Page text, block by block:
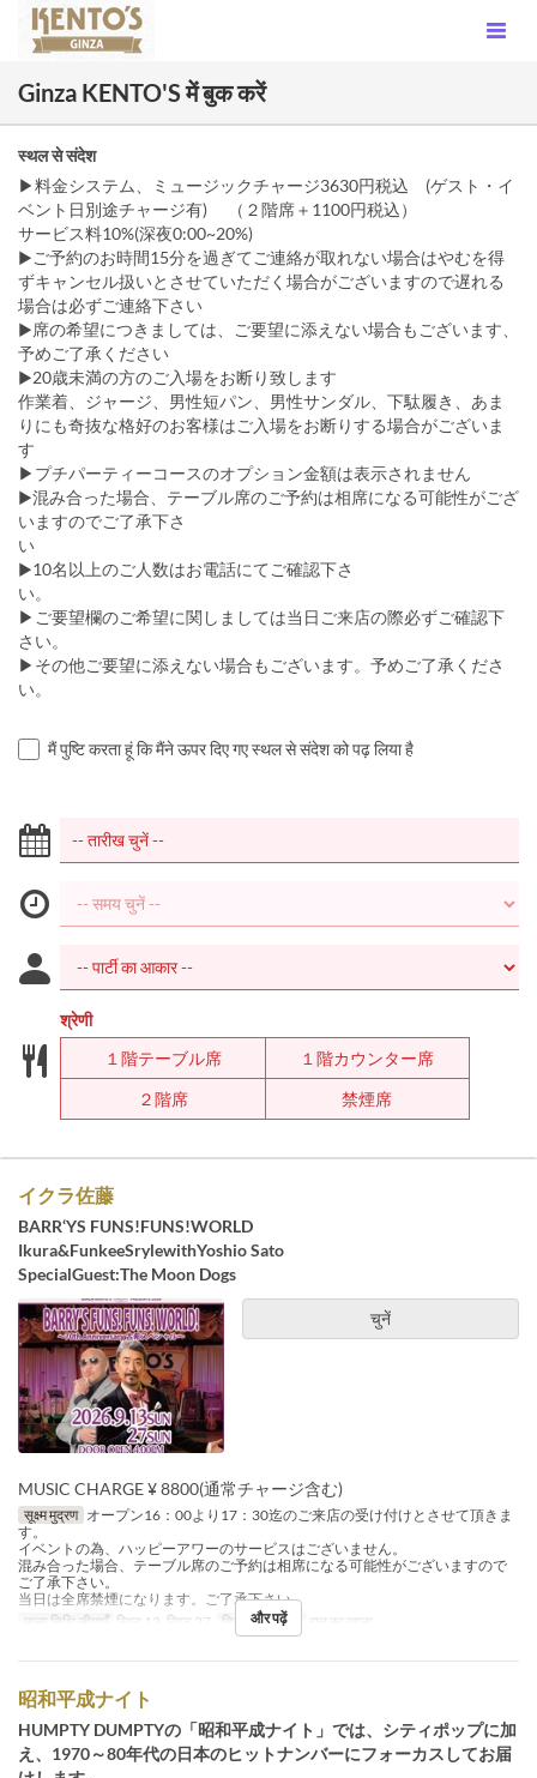
Ginza KENTO'S में बुक करें
स्थल से संदेश
▶︎料金システム、ミュージックチャージ3630円税込 (ゲスト・イ
ベント日別途チャージ有) （２階席＋1100円税込）
サービス料10%(深夜0:00~20%)
▶ご予約のお時間15分を過ぎてご連絡が取れない場合はやむを得
ずキャンセル扱いとさせていただく場合がございますので遅れる
場合は必ずご連絡下さい
▶席の希望につきましては、ご要望に添えない場合もございます、
予めご了承ください
▶︎20歳未満の方のご入場をお断り致します
作業着、ジャージ、男性短パン、男性サンダル、下駄履き、あま
りにも奇抜な格好のお客様はご入場をお断りする場合がございま
す
▶︎プチパーティーコースのオプション金額は表示されません
▶︎混み合った場合、テーブル席のご予約は相席になる可能性がござ
いますのでご了承下さ
い
▶︎10名以上のご人数はお電話にてご確認下さ
い。
▶︎ご要望欄のご希望に関しましては当日ご来店の際必ずご確認下
さい。
▶︎その他ご要望に添えない場合もございます。予めご了承くださ
い。
मैं पुष्टि करता हूं कि मैंने ऊपर दिए गए स्थल से संदेश को पढ़ लिया है
श्रेणी
１階テーブル席
１階カウンター席
２階席
禁煙席
イクラ佐藤
BARR‘YS FUNS!FUNS!WORLD
Ikura&FunkeeSrylewithYoshio Sato
SpecialGuest:The Moon Dogs
चुनें
MUSIC CHARGE ¥ 8800(通常チャージ含む)
सूक्ष्म मुद्रण オープン16：00より17：30迄のご来店の受け付けとさせて頂きま
す。
イベントの為、ハッピーアワーのサービスはございません。
混み合った場合、テーブル席のご予約は相席になる可能性がございますので
ご了承下さい。
当日は全席禁煙になります。ご了承下さい。
मान्य तिथि सीमाएँ सिप्ट 13, सिप्ट 27 दिन स भोजन रात का खाना
और पढ़ें
昭和平成ナイト
HUMPTY DUMPTYの「昭和平成ナイト」では、シティポップに加
え、1970～80年代の日本のヒットナンバーにフォーカスしてお届